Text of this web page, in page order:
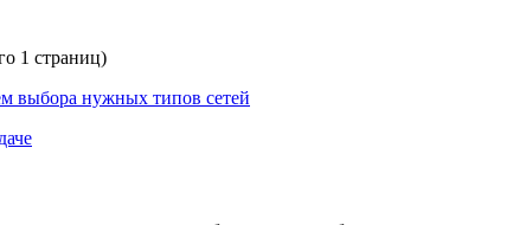
1 страниц)
выбора нужных типов сетей